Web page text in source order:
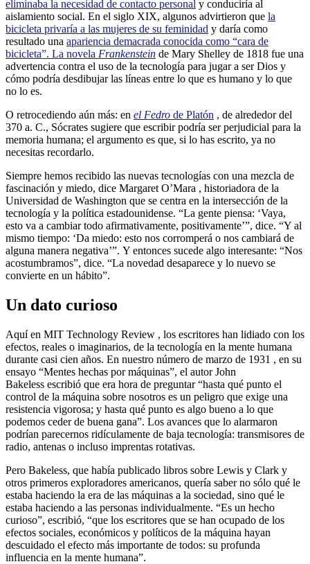
eliminaba la necesidad de contacto personal y conduciría al
aislamiento social. En el siglo XIX, algunos advirtieron que la
bicicleta privaría a las mujeres de su feminidad y daría como
resultado una apariencia demacrada conocida como “cara de
bicicleta”. La novela Frankenstein de Mary Shelley de 1818 fue una
advertencia contra el uso de la tecnología para jugar a ser Dios y
cómo podría desdibujar las líneas entre lo que es humano y lo que
no lo es.
O retrocediendo aún más: en el Fedro de Platón , de alrededor del
370 a. C., Sócrates sugiere que escribir podría ser perjudicial para la
memoria humana; el argumento es que, si lo has escrito, ya no
necesitas recordarlo.
Siempre hemos recibido las nuevas tecnologías con una mezcla de
fascinación y miedo, dice Margaret O’Mara , historiadora de la
Universidad de Washington que se centra en la intersección de la
tecnología y la política estadounidense. “La gente piensa: ‘Vaya,
esto va a cambiar todo afirmativamente, positivamente’”, dice. “Y al
mismo tiempo: ‘Da miedo: esto nos corromperá o nos cambiará de
alguna manera negativa’”. Y entonces sucede algo interesante: “Nos
acostumbramos”, dice. “La novedad desaparece y lo nuevo se
convierte en un hábito”.
Un dato curioso
Aquí en MIT Technology Review , los escritores han lidiado con los
efectos, reales o imaginarios, de la tecnología en la mente humana
durante casi cien años. En nuestro número de marzo de 1931 , en su
ensayo “Mentes hechas por máquinas”, el autor John
Bakeless escribió que era hora de preguntar “hasta qué punto el
control de la máquina sobre nosotros es un peligro que exige una
resistencia vigorosa; y hasta qué punto es algo bueno a lo que
podemos ceder de buena gana”. Los avances que lo alarmaron
podrían parecernos ridículamente de baja tecnología: transmisores de
radio, antenas o incluso imprentas rotativas.
Pero Bakeless, que había publicado libros sobre Lewis y Clark y
otros primeros exploradores americanos, quería saber no sólo qué le
estaba haciendo la era de las máquinas a la sociedad, sino qué le
estaba haciendo a las personas individualmente. “Es un hecho
curioso”, escribió, “que los escritores que se han ocupado de los
efectos sociales, económicos y políticos de la máquina hayan
descuidado el efecto más importante de todos: su profunda
influencia en la mente humana”.